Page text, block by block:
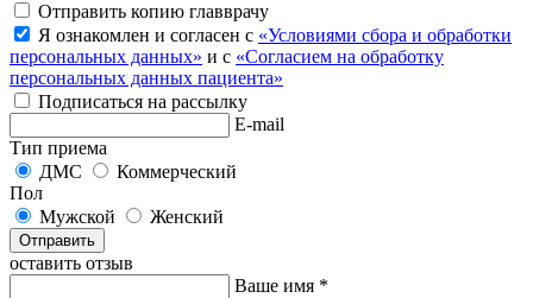
Отправить копию главврачу
Я ознакомлен и согласен с «Условиями сбора и обработки
персональных данных» и с «Согласием на обработку
персональных данных пациента»
Подписаться на рассылку
E-mail
Тип приема
ДМС
Коммерческий
Пол
Мужской
Женский
Отправить
оставить отзыв
Ваше имя *